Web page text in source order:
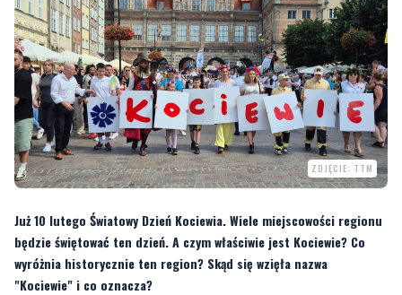
ZDJĘCIE: TTM
Już 10 lutego Światowy Dzień Kociewia. Wiele miejscowości regionu
będzie świętować ten dzień. A czym właściwie jest Kociewie? Co
"Kociewie" i co oznacza?
Nazwa regionu pojawia się późno i do tej pory jest niewystarczająco wyjaśniona.
Pierwszy jej zapis pojawia się w formieGociewiei pochodzi z10 lutego 1807
roku. Czytamy ją w meldunku ppłk. Hurtyga do generała Jana Henryka